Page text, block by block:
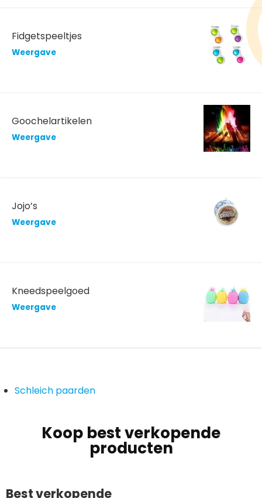
Fidgetspeeltjes
Weergave
Goochelartikelen
Weergave
Jojo’s
Weergave
Kneedspeelgoed
Weergave
Schleich paarden
Koop best verkopende
producten
Best verkopende